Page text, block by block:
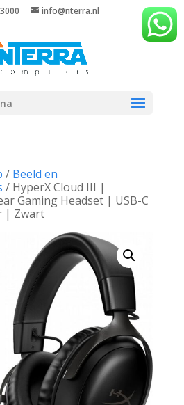
info@nterra.nl
/ Beeld en
/ HyperX Cloud III |
Gaming Headset | USB-C
| Zwart